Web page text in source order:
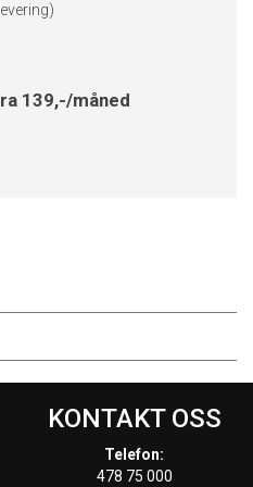
139,-/måned
KONTAKT OSS
Telefon:
478 75 000